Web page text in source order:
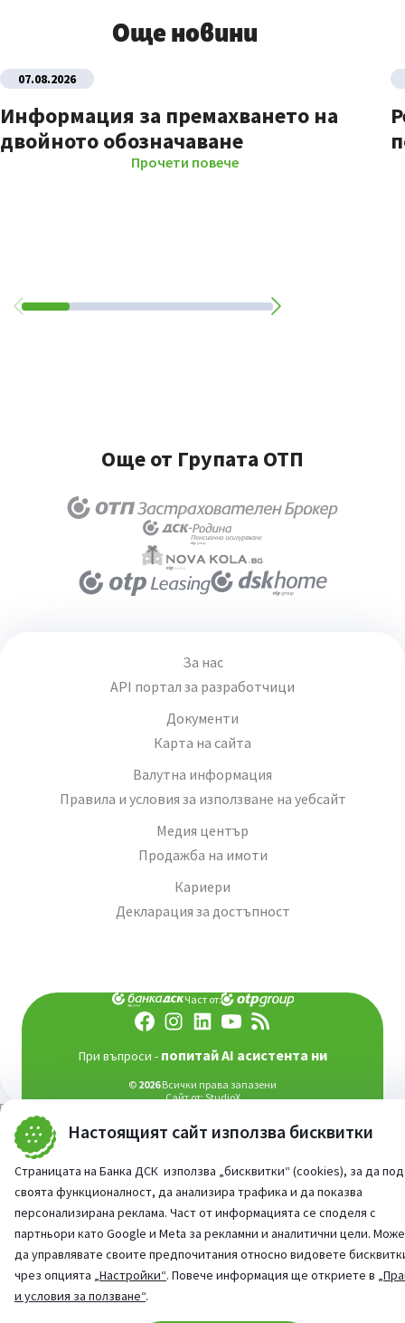
Настоящият сайт използва бисквитки
Страницата на Банка ДСК използва „бисквитки“ (cookies), за да
своята функционалност, да анализира трафика и да показва
персонализирана реклама. Част от информацията се споделя с
партньори като Google и Meta за рекламни и аналитични цели.
да управлявате своите предпочитания относно видовете
чрез опцията „Настройки“. Повече информация ще откриете в
и условия за ползване“.
Още новини
07.08.2026
Информация за премахването на
двойното обозначаване
Прочети повече
Още от Групата ОТП
За нас
API портал за разработчици
Документи
Карта на сайта
Валутна информация
Правила и условия за използване на уебсайт
Медия център
Продажба на имоти
Кариери
Декларация за достъпност
Част от:
При въпроси - попитай AI асистента ни
© 2026Всички права запазени
Сайт от:StudioX